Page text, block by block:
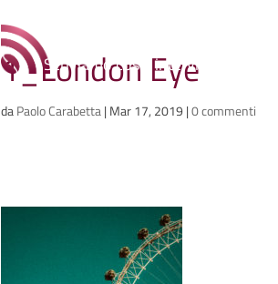
Ammazzacaffè
Scriviamo cose, intervistiamo gente
1_London Eye
daPaolo Carabetta|Mar 17, 2019 |0 commenti